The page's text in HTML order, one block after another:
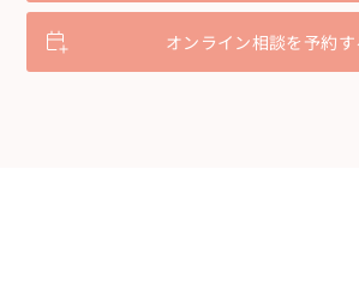
オンライン相談を予約す